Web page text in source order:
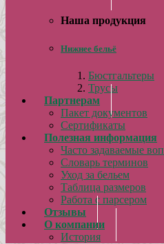
Наша продукция
Нижнее бельё
Бюстгальтеры
Трусы
Партнерам
Пакет документов
Сертификаты
Полезная информация
Часто задаваемые
Словарь терминов
Уход за бельем
Таблица размеров
Работа с парсером
Отзывы
О компании
История